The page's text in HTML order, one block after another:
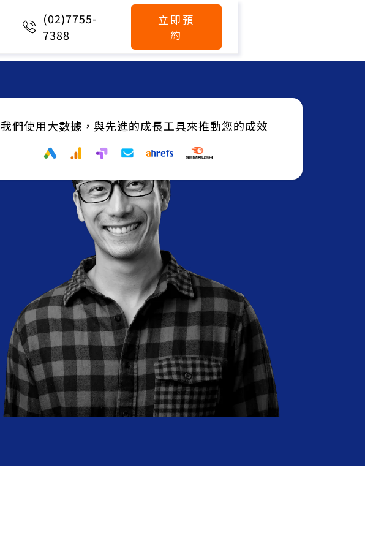
(02)7755-
7388
立即預
約
我們使用大數據，與先進的成長工具來推動您的成效